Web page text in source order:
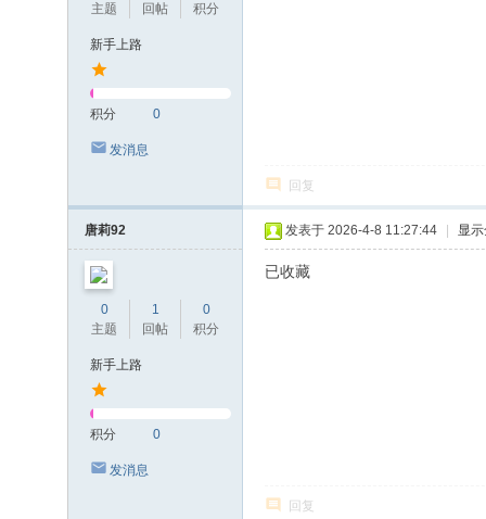
主题
回帖
积分
新手上路
积分 0
发消息
回复
唐莉92
0
主题
1
回帖
0
积分
新手上路
积分 0
发消息
发表于 2026-4-8 11:27:44 显
已收藏
回复